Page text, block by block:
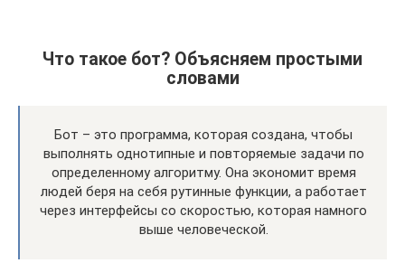
Что такое бот? Объясняем простыми
словами
Бот – это программа, которая создана, чтобы
выполнять однотипные и повторяемые задачи по
определенному алгоритму. Она экономит время
людей беря на себя рутинные функции, а работает
через интерфейсы со скоростью, которая намного
выше человеческой.